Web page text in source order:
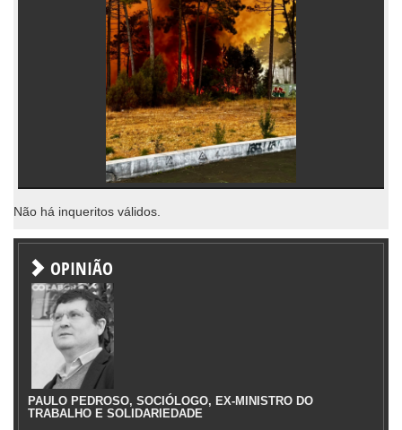
Não há inqueritos válidos.
OPINIÃO
PAULO PEDROSO, SOCIÓLOGO, EX-MINISTRO DO
TRABALHO E SOLIDARIEDADE